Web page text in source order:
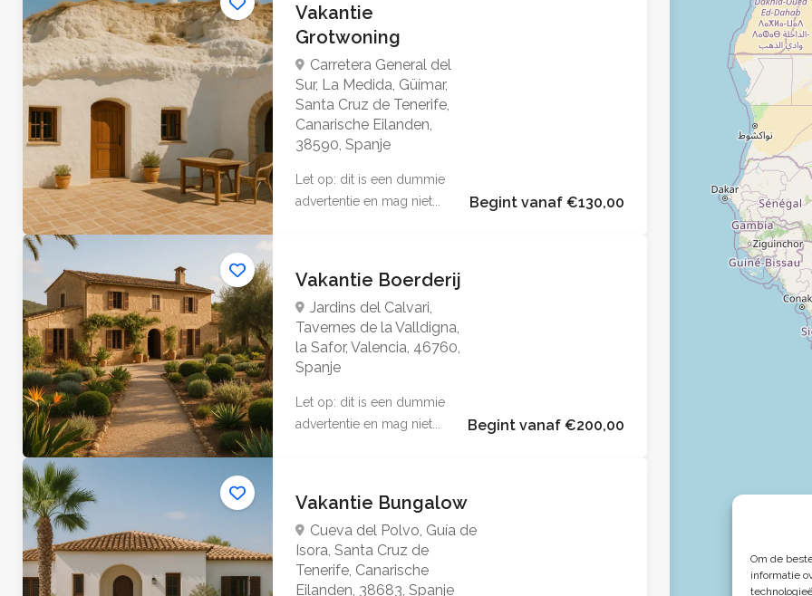
Om de
informatie
Vakantie
Grotwoning
Carretera General del
Sur, La Medida, Güímar,
Santa Cruz de Tenerife,
Canarische Eilanden,
38590, Spanje
Let op: dit is een dummie
advertentie en mag niet...
Begint vanaf €130,00
Vakantie Boerderij
Jardins del Calvari,
Tavernes de la Valldigna,
la Safor, Valencia, 46760,
Spanje
Let op: dit is een dummie
advertentie en mag niet...
Begint vanaf €200,00
Vakantie Bungalow
Cueva del Polvo, Guía de
Isora, Santa Cruz de
Tenerife, Canarische
Eilanden, 38683, Spanje